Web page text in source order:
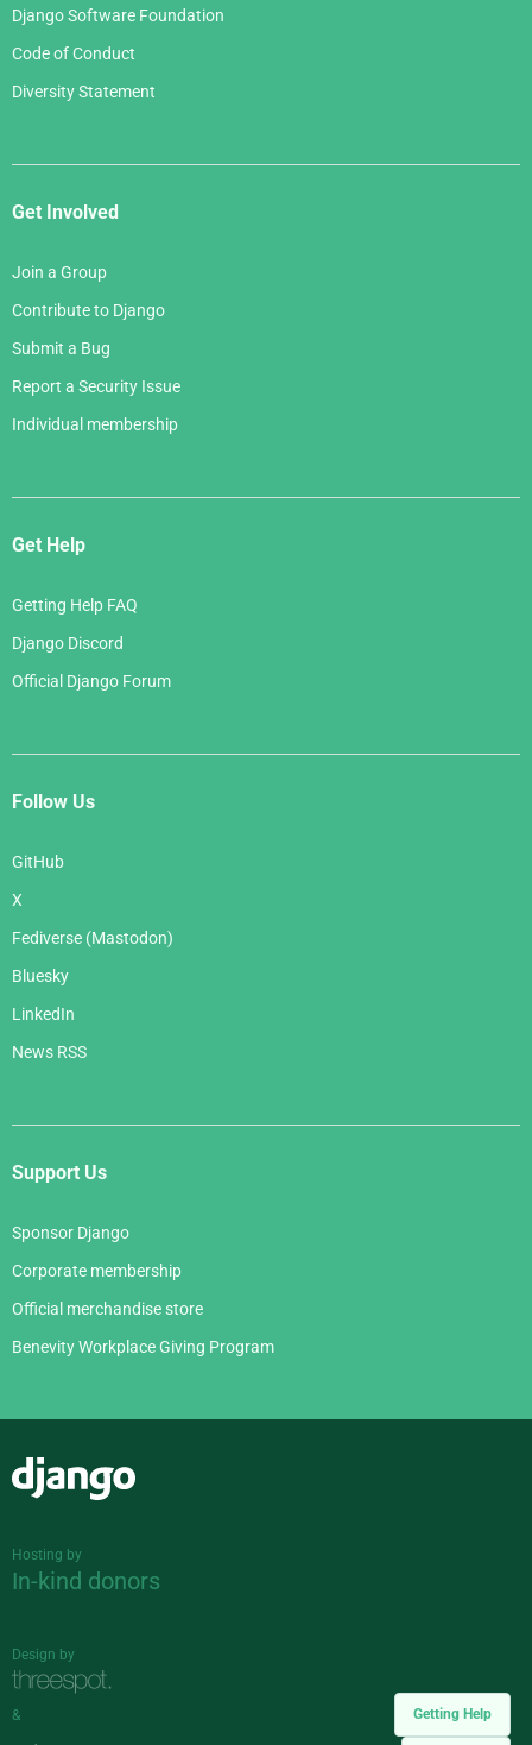
Getting Help
Django Software Foundation
Code of Conduct
Diversity Statement
Get Involved
Join a Group
Contribute to Django
Submit a Bug
Report a Security Issue
Individual membership
Get Help
Getting Help FAQ
Django Discord
Official Django Forum
Follow Us
GitHub
X
Fediverse (Mastodon)
Bluesky
LinkedIn
News RSS
Support Us
Sponsor Django
Corporate membership
Official merchandise store
Benevity Workplace Giving Program
Hosting by
In-kind donors
Design by
&